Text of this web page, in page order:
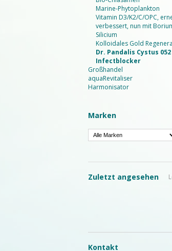
Marine-Phytoplankton
Vitamin D3/K2/C/OPC,
verbessert, nun mit
Silicium
Kolloidales Gold
Dr. Pandalis Cystus 052
Infectblocker
Großhandel
aquaRevitaliser
Harmonisator
Marken
Zuletzt angesehen
Kontakt